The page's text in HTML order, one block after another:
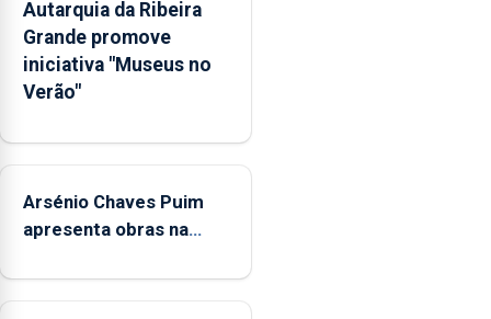
na
Rede
Municipal
de
aos
durante
o
de
Autarquia da Ribeira
Grande promove
iniciativa "Museus no
Verão"
Arsénio Chaves Puim
apresenta obras na
Porto